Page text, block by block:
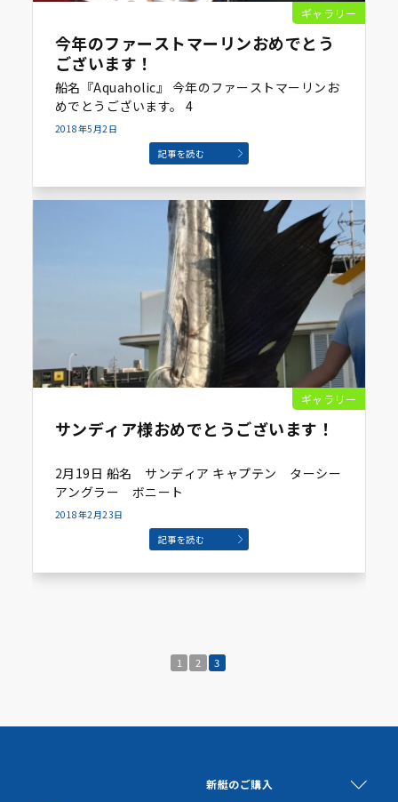
ギャラリー
今年のファーストマーリンおめでとう
ございます！
船名『Aquaholic』 今年のファーストマーリンお
めでとうございます。 4
2018年5月2日
記事を読む
ギャラリー
サンディア様おめでとうございます！
2月19日 船名 サンディア キャプテン ターシー
アングラー ボニート
2018年2月23日
記事を読む
1 2 3
新艇のご購入